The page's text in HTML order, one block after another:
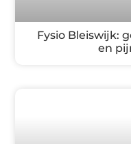
Fysio Bleiswijk:
en